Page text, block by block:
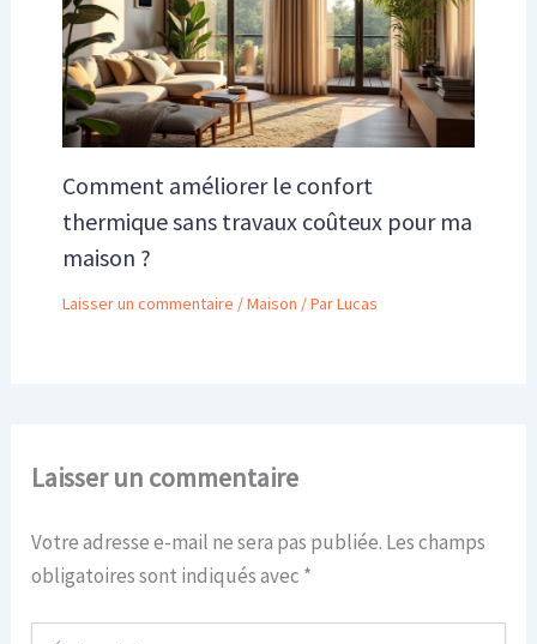
Comment améliorer le confort
thermique sans travaux coûteux pour ma
maison ?
Laisser un commentaire /Maison / ParLucas
Laisser un commentaire
Votre adresse e-mail ne sera pas publiée. Les champs
obligatoires sont indiqués avec *